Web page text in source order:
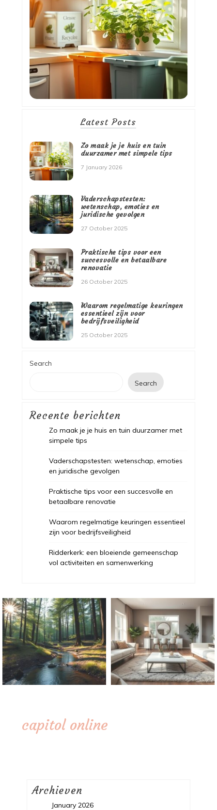
Latest Posts
Zo maak je je huis en tuin
duurzamer met simpele tips
7 January 2026
Vaderschapstesten:
wetenschap, emoties en
juridische gevolgen
27 October 2025
Praktische tips voor een
succesvolle en betaalbare
renovatie
26 October 2025
Waarom regelmatige keuringen
essentieel zijn voor
bedrijfsveiligheid
25 October 2025
Search
Search
Recente berichten
Zo maak je je huis en tuin duurzamer met
simpele tips
Vaderschapstesten: wetenschap, emoties
en juridische gevolgen
Praktische tips voor een succesvolle en
betaalbare renovatie
Waarom regelmatige keuringen essentieel
zijn voor bedrijfsveiligheid
Ridderkerk: een bloeiende gemeenschap
vol activiteiten en samenwerking
capitol online
Archieven
January 2026